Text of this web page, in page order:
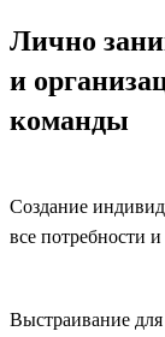
Лично
и
команды
Создание
все потребности
Выстраивание